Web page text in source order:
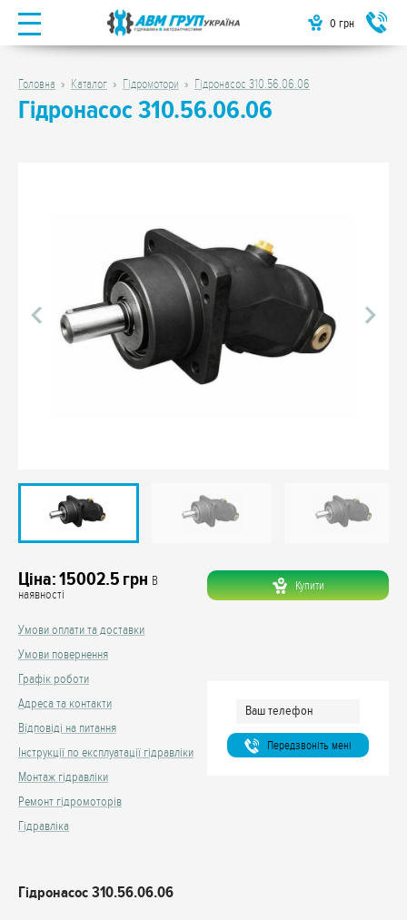
0 грн
Головна Каталог Гідромотори Гідронасос 310.56.06.06
Гідронасос 310.56.06.06
Ціна:15002.5 грн В
наявності
Купити
Умови оплати та доставки
Умови повернення
Графік роботи
Адреса та контакти
Відповіді на питання
Інструкції по експлуатації гідравліки
Монтаж гідравліки
Ремонт гідромоторів
Гідравліка
Передзвонiть менi
Гідронасос 310.56.06.06